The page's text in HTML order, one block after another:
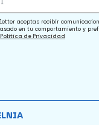
aceptas recibir
en tu comportamiento y
Política de Privacidad